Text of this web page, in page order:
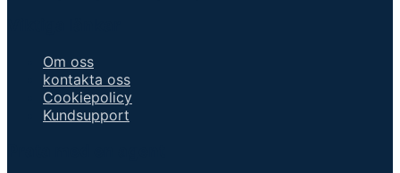
Om oss
kontakta oss
Cookiepolicy
Kundsupport